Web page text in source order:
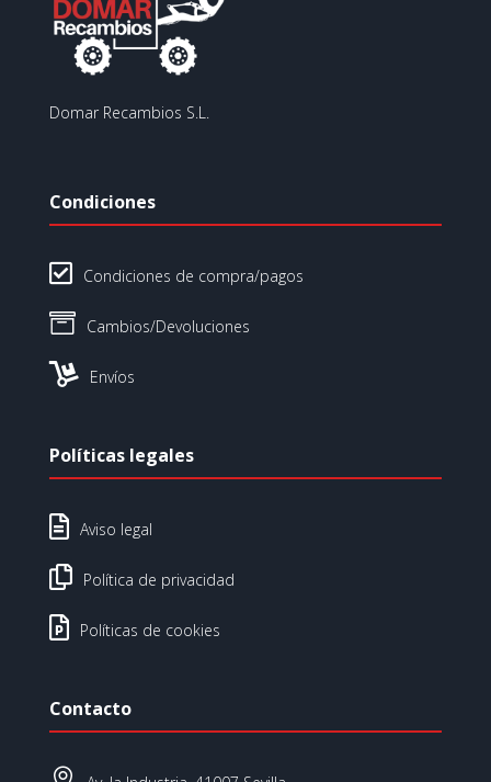
Domar Recambios S.L.
Condiciones
 Condiciones de compra/pagos
 Cambios/Devoluciones
 Envíos
Políticas legales
 Aviso legal
 Política de privacidad
 Políticas de cookies
Contacto